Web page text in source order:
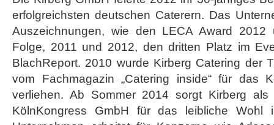
erfolgreichsten deutschen Caterern. Das
Auszeichnungen, wie den LECA Award
Folge, 2011 und 2012, den dritten Platz im
BlachReport. 2010 wurde Kirberg Catering der
vom Fachmagazin „Catering inside“ für das
verliehen. Ab Sommer 2014 sorgt Kirberg als
KölnKongress GmbH für das leibliche